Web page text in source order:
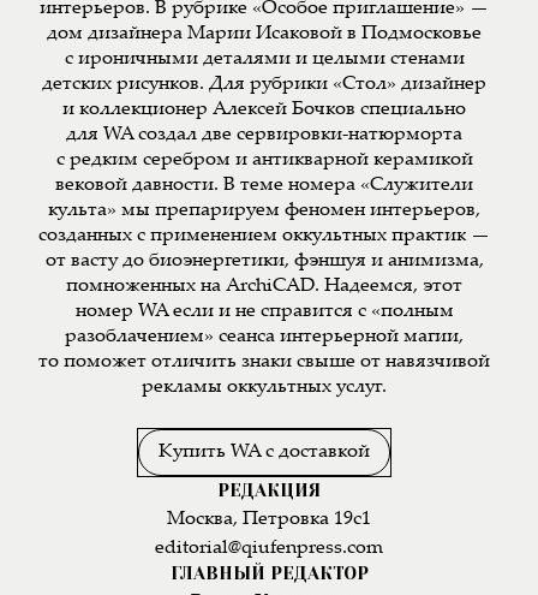
интерьеров. В рубрике «Особое приглашение» —
дом дизайнера Марии Исаковой в Подмосковье
с ироничными деталями и целыми стенами
детских рисунков. Для рубрики «Стол» дизайнер
и коллекционер Алексей Бочков специально
для WA создал две сервировки-натюрморта
с редким серебром и антикварной керамикой
вековой давности. В теме номера «Служители
культа» мы препарируем феномен интерьеров,
созданных с применением оккультных практик —
от васту до биоэнергетики, фэншуя и анимизма,
помноженных на ArchiCAD. Надеемся, этот
номер WA если и не справится с «полным
разоблачением» сеанса интерьерной магии,
то поможет отличить знаки свыше от навязчивой
рекламы оккультных услуг.
Купить WA с доставкой
РЕДАКЦИЯ
Москва, Петровка 19с1
editorial@qiufenpress.com
ГЛАВНЫЙ РЕДАКТОР